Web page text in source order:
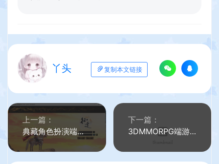
丫头 复制本文链接
上一篇：
典藏角色扮演端游【征途怀旧版】最新整理Win一键服务端+PC客户端+GM工具+详细搭建教程
下一篇：
3DMMORPG端游【刀剑2仿官版】最新整理Linux手工服务端+PC客户端+配套登录器+网页商城+GM后台+详细搭建教程+视频教程